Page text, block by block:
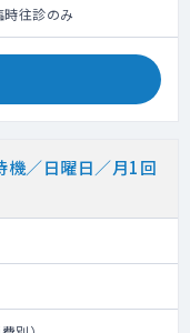
往診のみ
機／日曜日／月1回